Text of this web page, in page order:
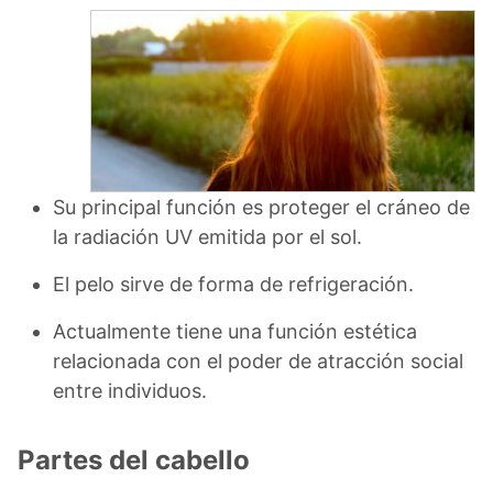
Su principal función es proteger el cráneo de
la radiación UV emitida por el sol.
El pelo sirve de forma de refrigeración.
Actualmente tiene una función estética
relacionada con el poder de atracción social
entre individuos.
Partes del cabello